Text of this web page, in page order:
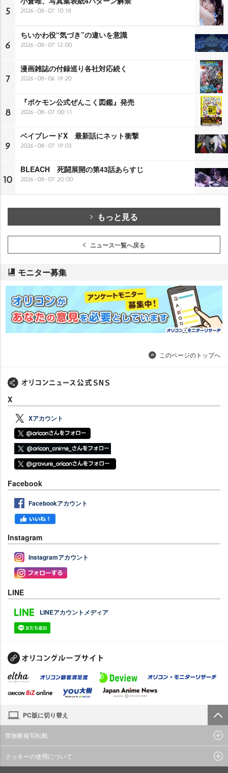
5 2026-08-07 10:18
6
ちいかわ役“気づき”の違いを意識
2026-08-07 12:00
7
漫画雑誌の付録巡り各社対応続く
2026-08-06 19:20
8
『ポケモン公式ぜんこく図鑑』発売
2026-08-07 00:11
9
ベイブレードX 最新話にネット衝撃
2026-08-07 19:03
10
BLEACH 死闘展開の第43話あらすじ
2026-08-07 20:00
もっと見る
ニュース一覧へ戻る
モニター募集
このページのトップへ
X
Xアカウント
Facebook
Facebookアカウント
Instagram
Instagramアカウント
LINE
LINEアカウントメディア
PC版に切り替え
禁無断複写転載
クッキーの使用について